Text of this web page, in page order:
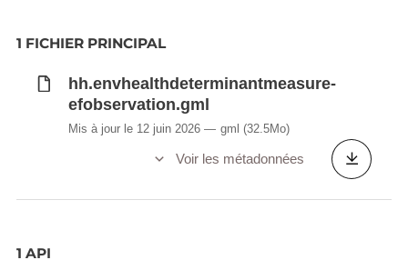
1 FICHIER PRINCIPAL
hh.envhealthdeterminantmeasure-
efobservation.gml
Mis à jour le 12 juin 2026 gml (32.5Mo)
Voir les métadonnées
1 API